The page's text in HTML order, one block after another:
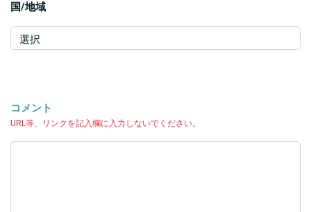
国/地域
コメント
URL等、リンクを記入欄に入力しないでください。